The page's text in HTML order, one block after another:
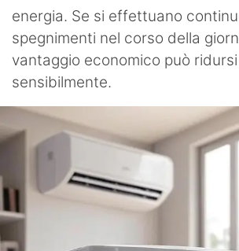
energia. Se si effettuano
spegnimenti nel corso della
vantaggio economico può ridursi
sensibilmente.